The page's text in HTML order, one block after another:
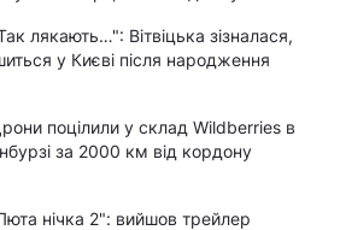
лякають…": Вітвіцька зізналася,
у Києві після народження
поцілили у склад Wildberries в
за 2000 км від кордону
нічка 2": вийшов трейлер